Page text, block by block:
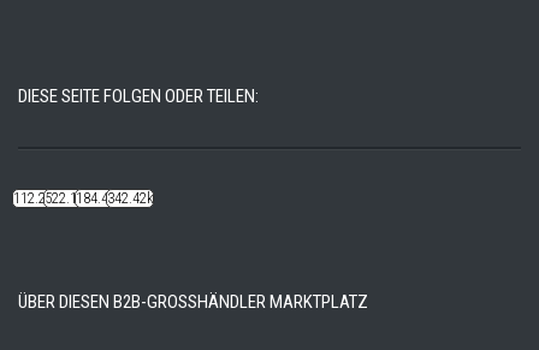
DIESE SEITE FOLGEN ODER TEILEN:
112.22k522.14k184.48k342.42k
ÜBER DIESEN B2B-GROSSHÄNDLER MARKTPLATZ